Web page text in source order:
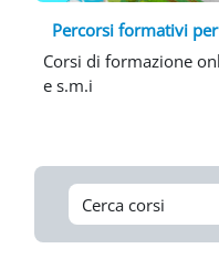
Percorsi formativi
Corsi di formazione
e s.m.i
Cerca corsi